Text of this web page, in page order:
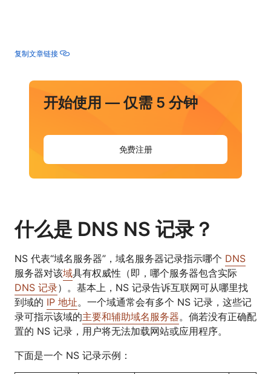
复制文章链接
开始使用 — 仅需 5 分钟
免费注册
什么是 DNS NS 记录？
NS 代表“域名服务器”，域名服务器记录指示哪个 DNS
服务器对该域具有权威性（即，哪个服务器包含实际
DNS 记录）。基本上，NS 记录告诉互联网可从哪里找
到域的 IP 地址。一个域通常会有多个 NS 记录，这些记
录可指示该域的主要和辅助域名服务器。倘若没有正确配
置的 NS 记录，用户将无法加载网站或应用程序。
下面是一个 NS 记录示例：